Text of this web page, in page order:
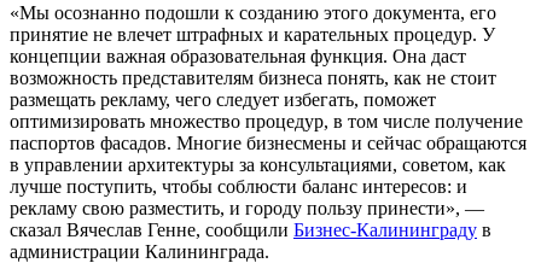
«Мы осознанно подошли к созданию этого документа, его
принятие не влечет штрафных и карательных процедур. У
концепции важная образовательная функция. Она даст
возможность представителям бизнеса понять, как не стоит
размещать рекламу, чего следует избегать, поможет
оптимизировать множество процедур, в том числе получение
паспортов фасадов. Многие бизнесмены и сейчас обращаются
в управлении архитектуры за консультациями, советом, как
лучше поступить, чтобы соблюсти баланс интересов: и
рекламу свою разместить, и городу пользу принести», —
сказал Вячеслав Генне, сообщили Бизнес-Калининграду в
администрации Калининграда.